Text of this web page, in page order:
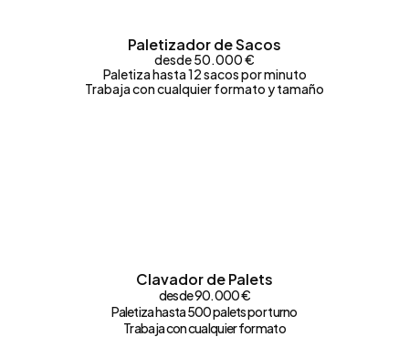
Paletizador de Sacos
desde 50.000 €
Paletiza hasta 12 sacos por minuto
Trabaja con cualquier formato y tamaño
Clavador de Palets
desde 90.000 €
Paletiza hasta 500 palets por turno
Trabaja con cualquier formato